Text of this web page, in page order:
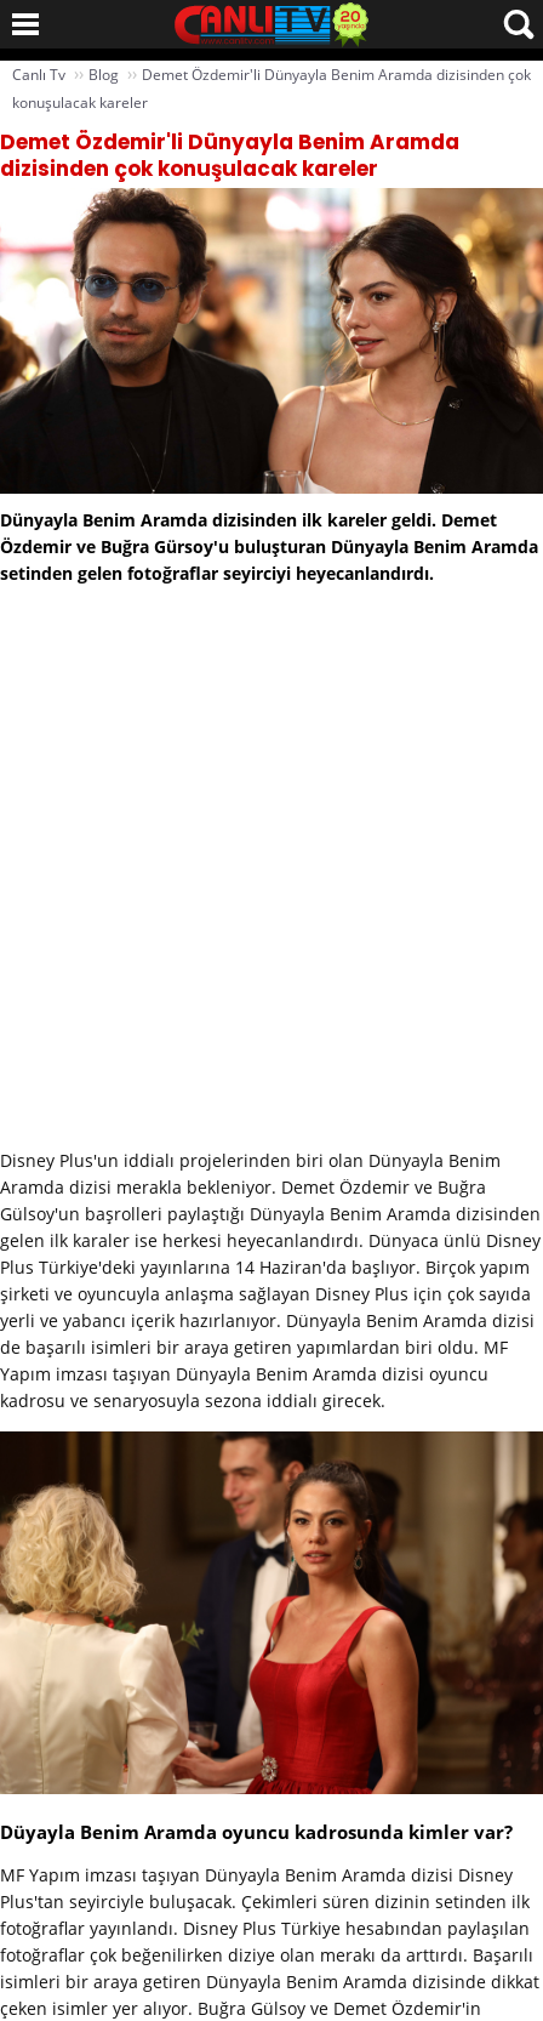
Canlı Tv ›› Blog ›› Demet Özdemir'li Dünyayla Benim Aramda dizisinden çok
konuşulacak kareler
Demet Özdemir'li Dünyayla Benim Aramda
dizisinden çok konuşulacak kareler
Dünyayla Benim Aramda dizisinden ilk kareler geldi. Demet
Özdemir ve Buğra Gürsoy'u buluşturan Dünyayla Benim Aramda
setinden gelen fotoğraflar seyirciyi heyecanlandırdı.
Disney Plus'un iddialı projelerinden biri olan Dünyayla Benim
Aramda dizisi merakla bekleniyor. Demet Özdemir ve Buğra
Gülsoy'un başrolleri paylaştığı Dünyayla Benim Aramda dizisinden
gelen ilk karaler ise herkesi heyecanlandırdı. Dünyaca ünlü Disney
Plus Türkiye'deki yayınlarına 14 Haziran'da başlıyor. Birçok yapım
şirketi ve oyuncuyla anlaşma sağlayan Disney Plus için çok sayıda
yerli ve yabancı içerik hazırlanıyor. Dünyayla Benim Aramda dizisi
de başarılı isimleri bir araya getiren yapımlardan biri oldu. MF
Yapım imzası taşıyan Dünyayla Benim Aramda dizisi oyuncu
kadrosu ve senaryosuyla sezona iddialı girecek.
Düyayla Benim Aramda oyuncu kadrosunda kimler var?
MF Yapım imzası taşıyan Dünyayla Benim Aramda dizisi Disney
Plus'tan seyirciyle buluşacak. Çekimleri süren dizinin setinden ilk
fotoğraflar yayınlandı. Disney Plus Türkiye hesabından paylaşılan
fotoğraflar çok beğenilirken diziye olan merakı da arttırdı. Başarılı
isimleri bir araya getiren Dünyayla Benim Aramda dizisinde dikkat
çeken isimler yer alıyor. Buğra Gülsoy ve Demet Özdemir'in